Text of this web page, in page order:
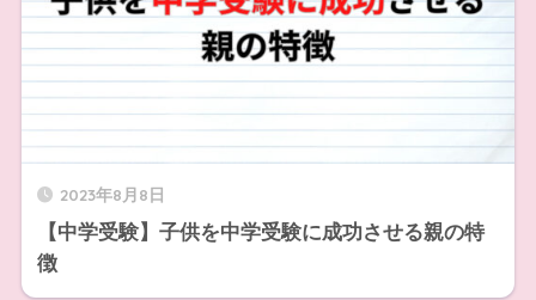
2023年8月8日
【中学受験】子供を中学受験に成功させる親の特
徴